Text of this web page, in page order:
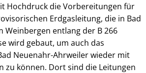
Hochdruck die Vorbereitungen für
Erdgasleitung, die in Bad
Weinbergen entlang der B 266
wird gebaut, um auch das
Neuenahr-Ahrweiler wieder mit
zu können. Dort sind die Leitungen